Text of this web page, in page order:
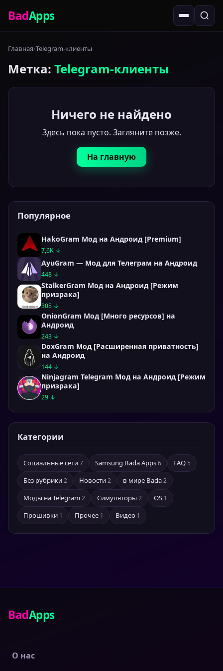
BadApps
Главная Telegram-клиенты
Метка: Telegram-клиенты
Ничего не найдено
Здесь пока пусто. Загляните позже.
На главную
Популярное
HakoGram Мод на Андроид [Premium]
7,6K ↓
AyuGram — Мод для Телеграм на Андроид
448 ↓
StalkerGram Мод на Андроид [Режим
призрака]
305 ↓
OnionGram Мод [Много ресурсов] на
Андроид
243 ↓
DoxGram Мод [Расширенная приватность]
на Андроид
144 ↓
Ninjagram Telegram Мод на Андроид [Режим
призрака]
29 ↓
Категории
Социальные сети7 Samsung Bada Apps6 FAQ 5
Без рубрики2 Новости2 в мире Bada2
Моды на Telegram2 Симуляторы 2 OS 1
Прошивки 1 Прочее 1 Видео 1
BadApps
О нас